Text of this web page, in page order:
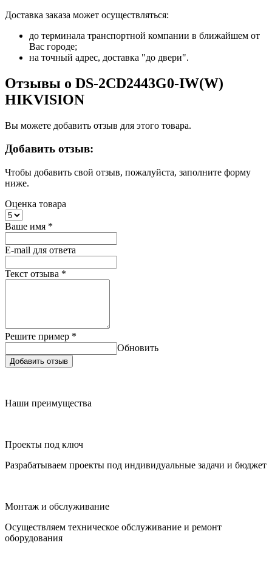
Доставка заказа может осуществляться:
до терминала транспортной компании в ближайшем от
Вас городе;
на точный адрес, доставка "до двери".
Отзывы о DS-2CD2443G0-IW(W)
HIKVISION
Вы можете добавить отзыв для этого товара.
Добавить отзыв:
Чтобы добавить свой отзыв, пожалуйста, заполните форму
ниже.
Оценка товара
Ваше имя *
E-mail для ответа
Текст отзыва *
Решите пример *
Обновить
Добавить отзыв
Наши преимущества
Проекты под ключ
Разрабатываем проекты под индивидуальные задачи и бюджет
Монтаж и обслуживание
Осуществляем техническое обслуживание и ремонт
оборудования